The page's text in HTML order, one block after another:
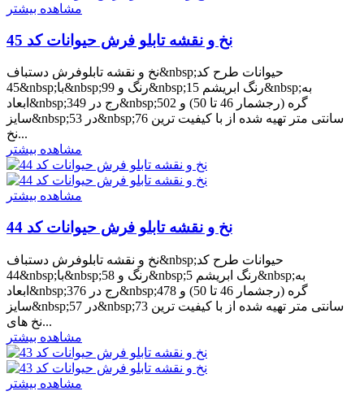
مشاهده بیشتر
نخ و نقشه تابلو فرش حیوانات کد 45
نخ و نقشه تابلوفرش دستباف&nbsp;حیوانات طرح کد
45&nbsp;با&nbsp;99 رنگ و&nbsp;15 رنگ ابریشم&nbsp;به
ابعاد&nbsp;349 رج در&nbsp;502 گره (رجشمار 46 تا 50) و
سایز&nbsp;53 در&nbsp;76 سانتی متر تهیه شده از با کیفیت ترین
نخ...
مشاهده بیشتر
مشاهده بیشتر
نخ و نقشه تابلو فرش حیوانات کد 44
نخ و نقشه تابلوفرش دستباف&nbsp;حیوانات طرح کد
44&nbsp;با&nbsp;58 رنگ و&nbsp;5 رنگ ابریشم&nbsp;به
ابعاد&nbsp;376 رج در&nbsp;478 گره (رجشمار 46 تا 50) و
سایز&nbsp;57 در&nbsp;73 سانتی متر تهیه شده از با کیفیت ترین
نخ های...
مشاهده بیشتر
مشاهده بیشتر